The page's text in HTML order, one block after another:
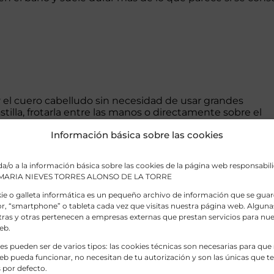
Información básica sobre las cookies
o a la información básica sobre las cookies de la página web
NIEVES TORRES ALONSO DE LA TORRE
o galleta informática es un pequeño archivo de información que se
“smartphone” o tableta cada vez que visitas nuestra página web.
y otras pertenecen a empresas externas que prestan servicios para
pueden ser de varios tipos: las cookies técnicas son necesarias para que
pueda funcionar, no necesitan de tu autorización y son las únicas que
por defecto.
cuero cabelludo sin necesidad de usar grandes
frotarla entre las manos o directamente sobre el
si vienes de champús líquidos convencionales, pero
o desenredo, puedes completar la rutina con un
típico bote de plástico del champú. Eso ayuda a
menos envases acumulados.